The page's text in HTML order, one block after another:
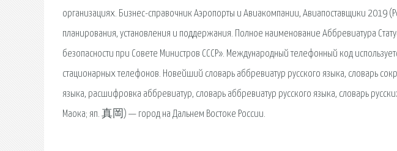
организациях. Бизнес-справочник Аэропорты и Авиакомпании, Авиапоставщики 2019
планирования, установления и поддержания. Полное наименование Аббревиатура
безопасности при Совете Министров СССР». Международный телефонный код
стационарных телефонов. Новейший словарь аббревиатур русского языка, словарь
языка, расшифровка аббревиатур, словарь аббревиатур русского языка, словарь
Маока; яп. 真岡) — город на Дальнем Востоке России.